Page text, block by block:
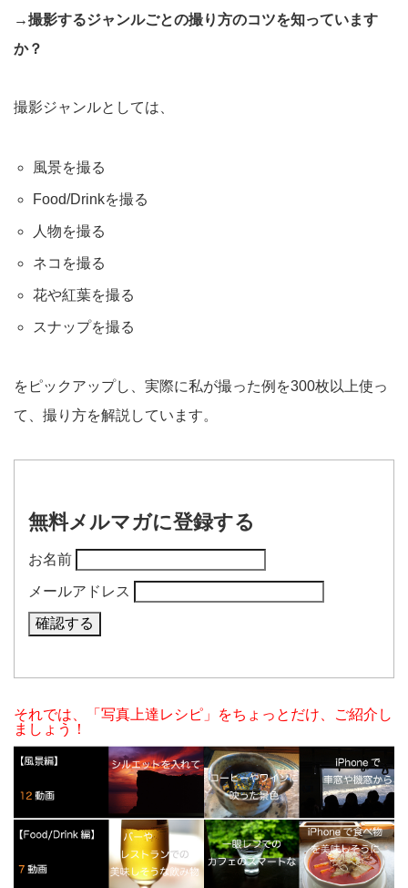
→撮影するジャンルごとの撮り方のコツを知っています
か？
撮影ジャンルとしては、
風景を撮る
Food/Drinkを撮る
人物を撮る
ネコを撮る
花や紅葉を撮る
スナップを撮る
をピックアップし、実際に私が撮った例を300枚以上使っ
て、撮り方を解説しています。
無料メルマガに登録する
お名前
メールアドレス
それでは、「写真上達レシピ」をちょっとだけ、ご紹介し
ましょう！